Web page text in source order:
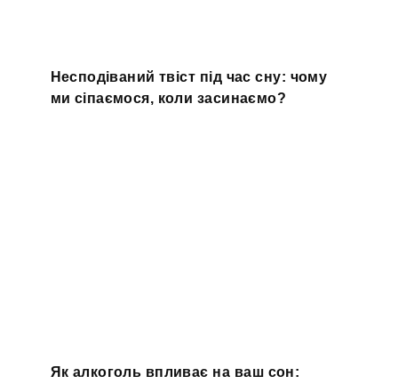
Несподіваний твіст під час сну: чому
ми сіпаємося, коли засинаємо?
Як алкоголь впливає на ваш сон: